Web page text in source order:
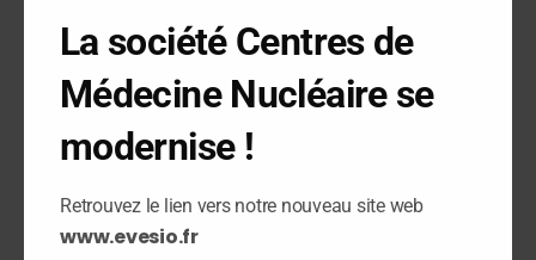
mesures mises en place liés au
contexte épidémique actuel
Covid19 ?
Puis-je repartir avec mes
résultats après l'examen ?
La société Centres de
Médecine Nucléaire se
modernise !
Retrouvez le lien vers notre nouveau site web
www.evesio.fr